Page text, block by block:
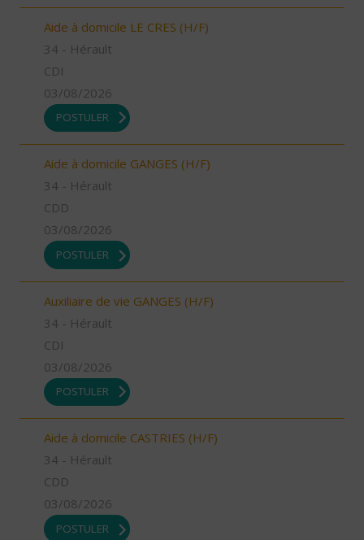
Aide à domicile LE CRES (H/F)
34 - Hérault
CDI
03/08/2026
POSTULER
Aide à domicile GANGES (H/F)
34 - Hérault
CDD
03/08/2026
POSTULER
Auxiliaire de vie GANGES (H/F)
34 - Hérault
CDI
03/08/2026
POSTULER
Aide à domicile CASTRIES (H/F)
34 - Hérault
CDD
03/08/2026
POSTULER